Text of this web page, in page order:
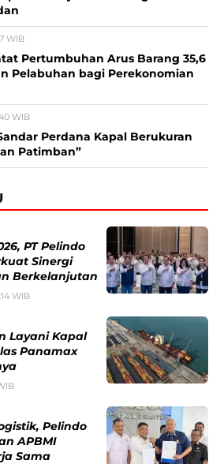
WIB
Pertumbuhan Arus Barang 35,6
Pelabuhan bagi Perekonomian
WIB
Perdana Kapal Berukuran
Patimban”
PT Pelindo
Sinergi
Berkelanjutan
WIB
Layani Kapal
Panamax
Pelindo
APBMI
Sama